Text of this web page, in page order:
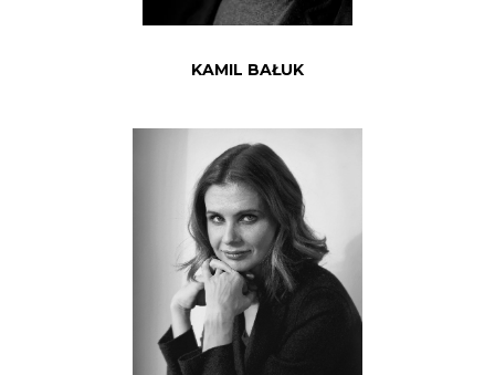
KAMIL BAŁUK